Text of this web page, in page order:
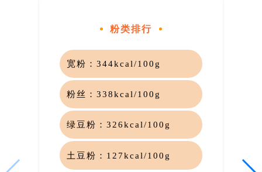
粉类排行
宽粉： 344kcal/100g
粉丝： 338kcal/100g
绿豆粉： 326kcal/100g
土豆粉： 127kcal/100g